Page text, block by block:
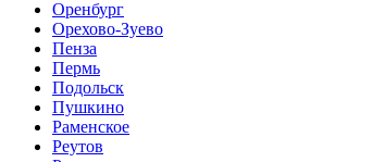
Оренбург
Орехово-Зуево
Пенза
Пермь
Подольск
Пушкино
Раменское
Реутов